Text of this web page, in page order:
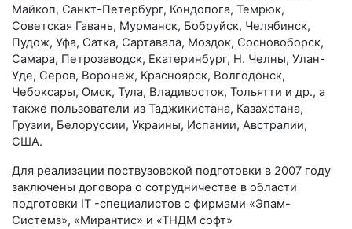
Майкоп, Санкт-Петербург, Кондопога, Темрюк,
Советская Гавань, Мурманск, Бобруйск, Челябинск,
Пудож, Уфа, Сатка, Сартавала, Моздок, Сосновоборск,
Самара, Петрозаводск, Екатеринбург, Н. Челны, Улан-
Уде, Серов, Воронеж, Красноярск, Волгодонск,
Чебоксары, Омск, Тула, Владивосток, Тольятти и др., а
также пользователи из Таджикистана, Казахстана,
Грузии, Белоруссии, Украины, Испании, Австралии,
США.
Для реализации поствузовской подготовки в 2007 году
заключены договора о сотрудничестве в области
подготовки IT -специалистов с фирмами «Эпам-
Системз», «Мирантис» и «ТНДМ софт»